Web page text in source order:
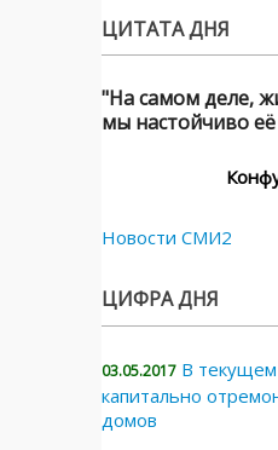
ЦИТАТА ДНЯ
"На самом деле,
мы настойчиво
Новости СМИ2
ЦИФРА ДНЯ
03.05.2017 В текущем
капитально
домов